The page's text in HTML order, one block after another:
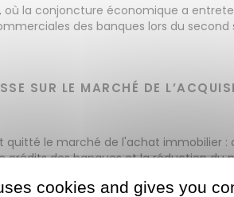
la conjoncture économique a
des banques lors du
SUR LE MARCHÉ DE
quitté le marché de l'achat immobilier
crédits des banques et la réduction
cookies and gives you